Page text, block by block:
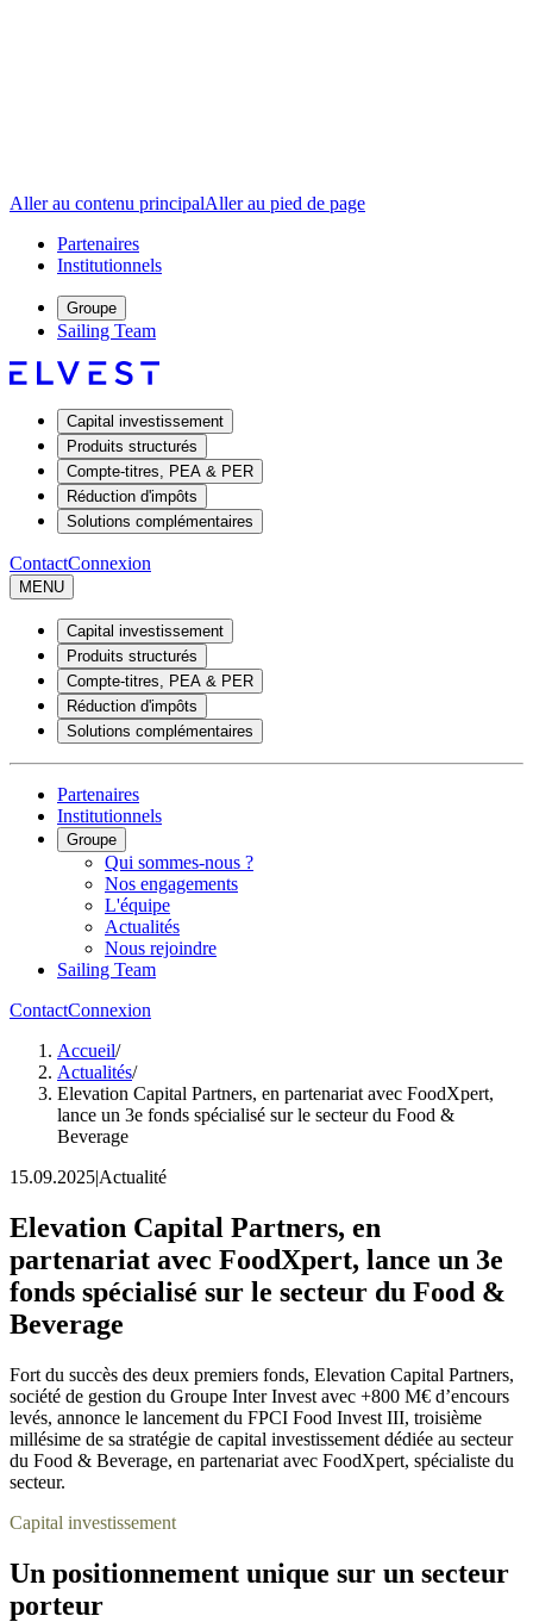
Aller au contenu principalAller au pied de page
Partenaires
Institutionnels
Groupe
Sailing Team
Capital investissement
Produits structurés
Compte-titres, PEA & PER
Réduction d'impôts
Solutions complémentaires
ContactConnexion
MENU
Capital investissement
Produits structurés
Compte-titres, PEA & PER
Réduction d'impôts
Solutions complémentaires
Partenaires
Institutionnels
Groupe
Qui sommes-nous ?
Nos engagements
L'équipe
Actualités
Nous rejoindre
Sailing Team
ContactConnexion
Accueil/
Actualités/
Elevation Capital Partners, en partenariat avec FoodXpert,
lance un 3e fonds spécialisé sur le secteur du Food &
Beverage
15.09.2025|Actualité
Elevation Capital Partners, en
partenariat avec FoodXpert, lance un 3e
fonds spécialisé sur le secteur du Food &
Beverage
Fort du succès des deux premiers fonds, Elevation Capital Partners,
société de gestion du Groupe Inter Invest avec +800 M€ d’encours
levés, annonce le lancement du FPCI Food Invest III, troisième
millésime de sa stratégie de capital investissement dédiée au secteur
du Food & Beverage, en partenariat avec FoodXpert, spécialiste du
secteur.
Capital investissement
Un positionnement unique sur un secteur
porteur